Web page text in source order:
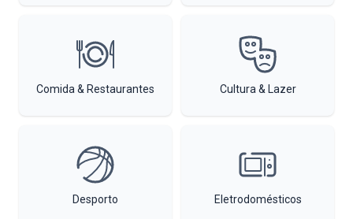
Comida & Restaurantes Cultura & Lazer
Desporto Eletrodomésticos